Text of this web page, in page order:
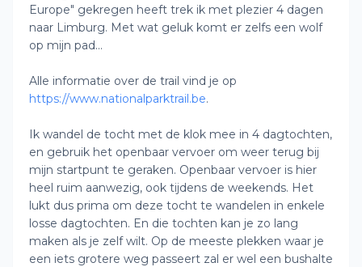
Europe" gekregen heeft trek ik met plezier 4 dagen
naar Limburg. Met wat geluk komt er zelfs een wolf
op mijn pad...
Alle informatie over de trail vind je op
https://www.nationalparktrail.be.
Ik wandel de tocht met de klok mee in 4 dagtochten,
en gebruik het openbaar vervoer om weer terug bij
mijn startpunt te geraken. Openbaar vervoer is hier
heel ruim aanwezig, ook tijdens de weekends. Het
lukt dus prima om deze tocht te wandelen in enkele
losse dagtochten. En die tochten kan je zo lang
maken als je zelf wilt. Op de meeste plekken waar je
een iets grotere weg passeert zal er wel een bushalte